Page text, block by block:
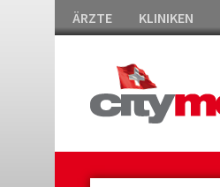
ÄRZTE KLINIKEN